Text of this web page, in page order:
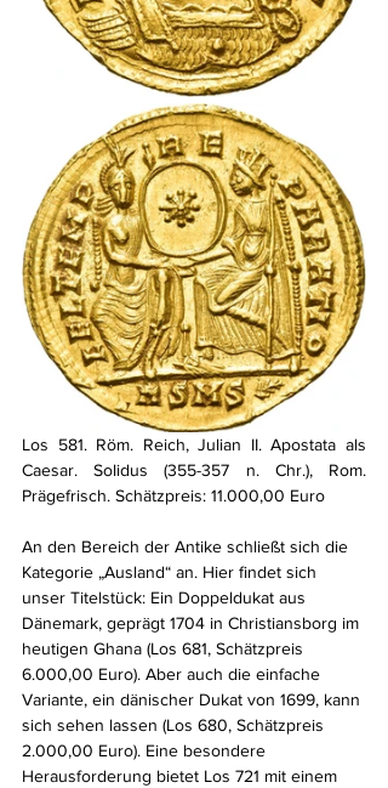
Los 581. Röm. Reich, Julian II. Apostata als
Caesar. Solidus (355-357 n. Chr.), Rom.
Prägefrisch. Schätzpreis: 11.000,00 Euro
An den Bereich der Antike schließt sich die
Kategorie „Ausland“ an. Hier findet sich
unser Titelstück: Ein Doppeldukat aus
Dänemark, geprägt 1704 in Christiansborg im
heutigen Ghana (Los 681, Schätzpreis
6.000,00 Euro). Aber auch die einfache
Variante, ein dänischer Dukat von 1699, kann
sich sehen lassen (Los 680, Schätzpreis
2.000,00 Euro). Eine besondere
Herausforderung bietet Los 721 mit einem